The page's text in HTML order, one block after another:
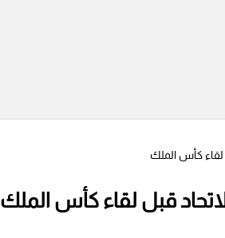
لقاء كأس الملك
قبل لقاء كأس الملك